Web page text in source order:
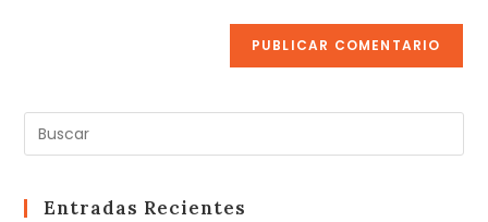
Entradas Recientes